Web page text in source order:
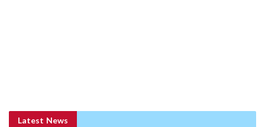
Latest News